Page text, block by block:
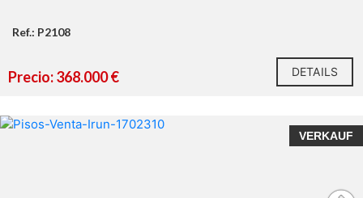
Ref.: P2108
Precio: 368.000 € DETAILS
VERKAUF